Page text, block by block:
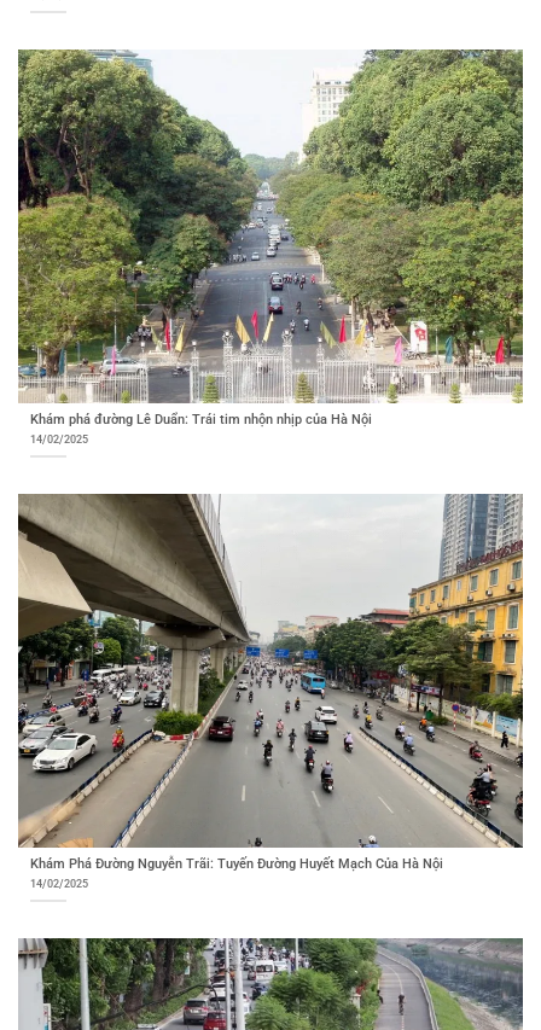
Khám phá đường Lê Duẩn: Trái tim nhộn nhịp của Hà Nội
14/02/2025
Khám Phá Đường Nguyễn Trãi: Tuyến Đường Huyết Mạch Của Hà Nội
14/02/2025